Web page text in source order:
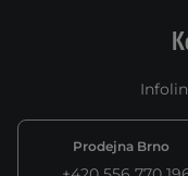
Prodejna Brno